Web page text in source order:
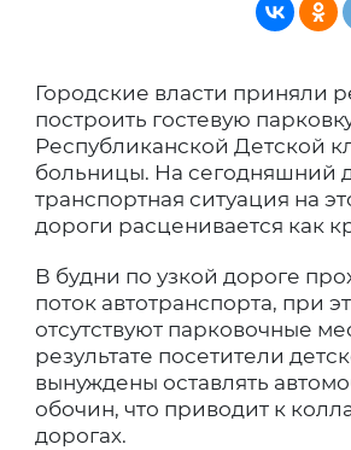
Городские власти приняли
построить гостевую
Республиканской Детской
больницы. На сегодняшний
транспортная ситуация на
дороги расценивается как
В будни по узкой дороге
поток автотранспорта, при
отсутствуют парковочные
результате посетители
вынуждены оставлять
обочин, что приводит к
дорогах.